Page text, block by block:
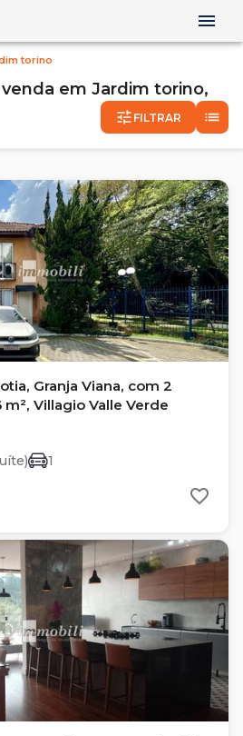
torino
venda em Jardim torino,
FILTRAR
Granja Viana, com 2
Villagio Valle Verde
1